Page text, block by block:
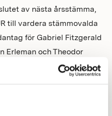
av nästa årsstämma,
till vardera stämmovalda
för Gabriel Fitzgerald
Erleman och Theodor
Årsstämman